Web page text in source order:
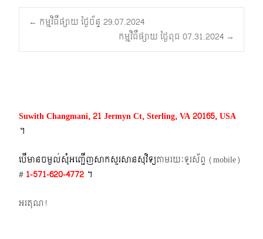
Post
navigation
← កម្មវិធីផ្សាយ ថ្ងៃច័ន្ទ 29.07.2024
កម្មវិធីផ្សាយ ថ្ងៃពុធ 07.31.2024 →
Suwith Changmani, 21 Jermyn Ct, Sterling, VA 20165, USA
។​
បើមានចម្ងល់​សុំអញ្ជើញសាកសួរសានសុវិទ្យតាមរយៈទូរស័ព្ទ​ (mobile)​
# 1-571-620-4772​ ។
អរគុណ!